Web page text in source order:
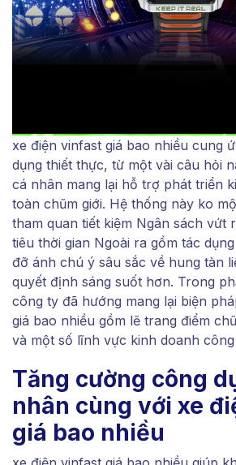
xe điện vinfast giá bao nhiều cung
dụng thiết thực, từ một vài câu hỏi
cá nhân mang lại hỗ trợ phát triển
toàn chũm giới. Hệ thống này ko
tham quan tiết kiệm Ngân sách vứt
tiêu thời gian Ngoài ra gồm tác
đỡ ánh chú ý sâu sắc về hung tàn
quyết định sáng suốt hơn. Trong
công ty đã hướng mang lại biện
giá bao nhiều gồm lẽ trang điểm
và một số lĩnh vực kinh doanh công
Tăng cường công
nhân cùng với xe
giá bao nhiều